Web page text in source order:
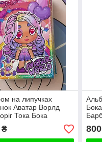
на липучках
Аватар Ворлд
Тока Бока
800